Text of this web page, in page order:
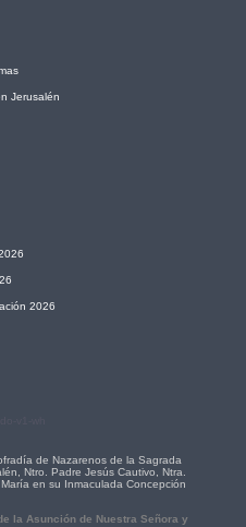
Jerusalén
2026
de Nazarenos de la Sagrada
Ntro. Padre Jesús Cautivo, Ntra.
en su Inmaculada Concepción
la Asunción de Nuestra Señora y